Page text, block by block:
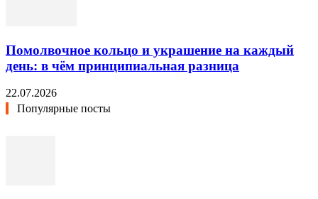
Помолвочное кольцо и украшение на каждый
день: в чём принципиальная разница
22.07.2026
Популярные посты